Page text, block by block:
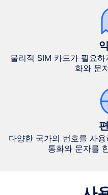
물리적 SIM 카드가 필요
화와 문
다양한 국가의 번호를 사
통화와 문자를